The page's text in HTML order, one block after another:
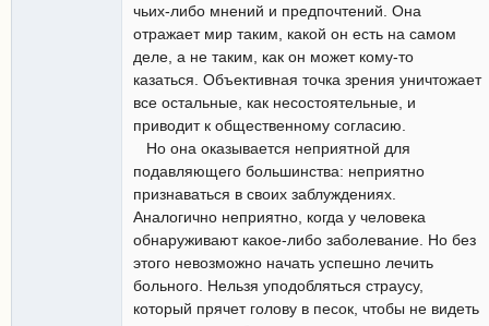
чьих-либо мнений и предпочтений. Она
отражает мир таким, какой он есть на самом
деле, а не таким, как он может кому-то
казаться. Объективная точка зрения уничтожает
все остальные, как несостоятельные, и
приводит к общественному согласию.
Но она оказывается неприятной для
подавляющего большинства: неприятно
признаваться в своих заблуждениях.
Аналогично неприятно, когда у человека
обнаруживают какое-либо заболевание. Но без
этого невозможно начать успешно лечить
больного. Нельзя уподобляться страусу,
который прячет голову в песок, чтобы не видеть